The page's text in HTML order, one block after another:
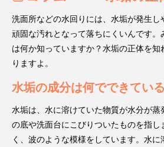
洗面所などの水回りには、水垢が発生
頑固な汚れとなって落ちにくいんです
は何か知っていますか？水垢の正体を
りますよ。
水垢の成分は何でできてい
水垢は、水に溶けていた物質が水分が
の底や洗面台にこびりついたものを指
く、波のような模様をしています。水